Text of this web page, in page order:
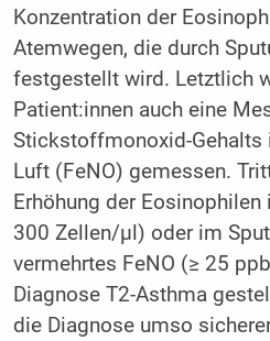
Konzentration der
Atemwegen, die durch
festgestellt wird. Letztlich
Patient:innen auch eine
Stickstoffmonoxid-Gehalts
Luft (FeNO) gemessen.
Erhöhung der
300 Zellen/µl) oder im
vermehrtes FeNO (≥ 25
Diagnose T2-Asthma
die Diagnose umso